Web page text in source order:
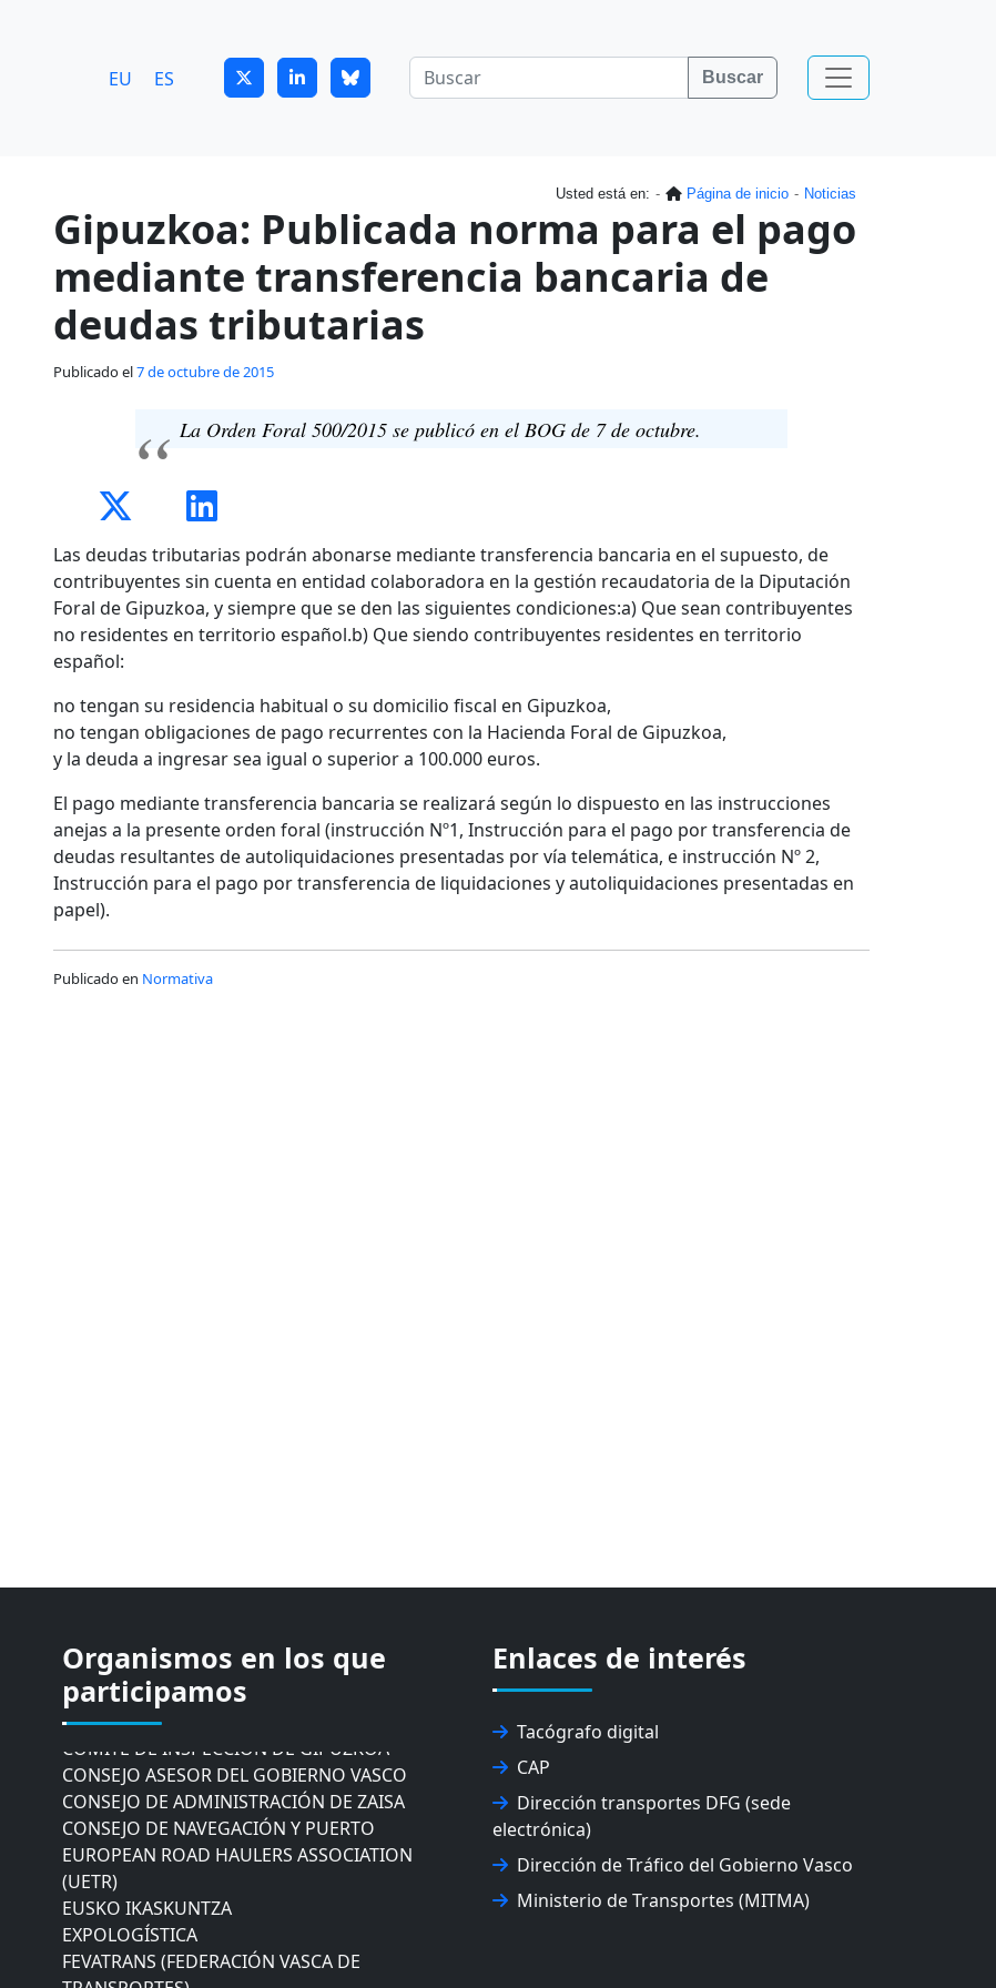
EU ES Buscar
Usted está en: Página de inicio Noticias
Gipuzkoa: Publicada norma para el pago
mediante transferencia bancaria de
deudas tributarias
Publicado el7 de octubre de 2015
La Orden Foral 500/2015 se publicó en el BOG de 7 de octubre.
Las deudas tributarias podrán abonarse mediante transferencia bancaria en el supuesto, de
contribuyentes sin cuenta en entidad colaboradora en la gestión recaudatoria de la Diputación
Foral de Gipuzkoa, y siempre que se den las siguientes condiciones:a) Que sean contribuyentes
no residentes en territorio español.b) Que siendo contribuyentes residentes en territorio
español:
no tengan su residencia habitual o su domicilio fiscal en Gipuzkoa,
no tengan obligaciones de pago recurrentes con la Hacienda Foral de Gipuzkoa,
y la deuda a ingresar sea igual o superior a 100.000 euros.
El pago mediante transferencia bancaria se realizará según lo dispuesto en las instrucciones
anejas a la presente orden foral (instrucción Nº1, Instrucción para el pago por transferencia de
deudas resultantes de autoliquidaciones presentadas por vía telemática, e instrucción Nº 2,
Instrucción para el pago por transferencia de liquidaciones y autoliquidaciones presentadas en
papel).
Publicado en Normativa
Organismos en los que
participamos
CÁMARA DE COMERCIO DE GIPUZKOA
COMISIÓN ASESORA DE MOVILIDAD DEL
AYUNTAMIENTO DE DONOSTIA
CONSEJO ASESOR DEL GOBIERNO VASCO
CONSEJO DE ADMINISTRACIÓN DE ZAISA
CONSEJO DE NAVEGACIÓN Y PUERTO
EUROPEAN ROAD HAULERS ASSOCIATION
(UETR)
EUSKO IKASKUNTZA
EXPOLOGÍSTICA
FEVATRANS (FEDERACIÓN VASCA DE
TRANSPORTES)
Enlaces de interés
Tacógrafo digital
CAP
Dirección transportes DFG (sede
electrónica)
Dirección de Tráfico del Gobierno Vasco
Ministerio de Transportes (MITMA)